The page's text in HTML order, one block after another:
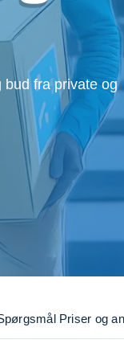
bud fra private og
Priser og